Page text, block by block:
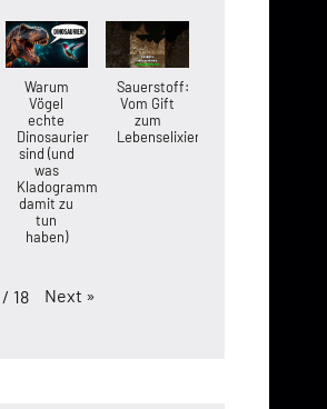
Warum
Vögel
echte
Dinosaurier
sind (und
was
Kladogramme
damit zu
tun
haben)
Sauerstoff:
Vom Gift
zum
Lebenselixier
/ 18 Next »